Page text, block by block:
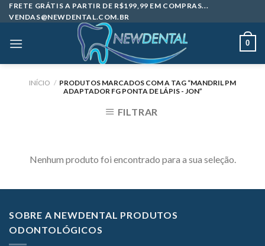
Skip
to
FRETE GRÁTIS A PARTIR DE R$199,99 EM COMPRAS...
VENDAS@NEWDENTAL.COM.BR
0
INÍCIO / PRODUTOS MARCADOS COM A TAG “MANDRIL PM
ADAPTADOR FG PONTA DE LÁPIS - JON”
FILTRAR
Nenhum produto foi encontrado para a sua seleção.
SOBRE A NEWDENTAL PRODUTOS
ODONTOLÓGICOS